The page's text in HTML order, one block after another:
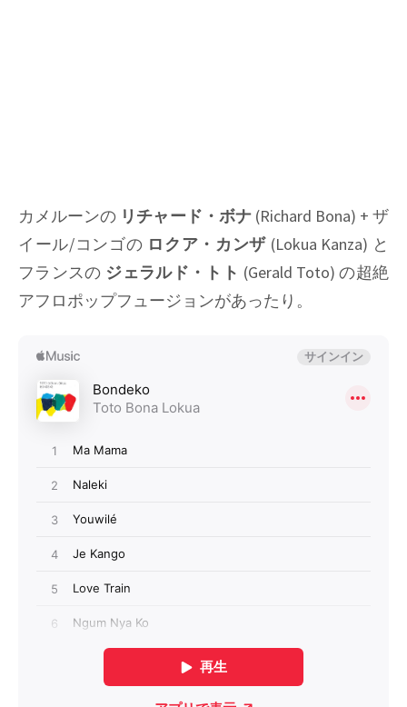
カメルーンの リチャード・ボナ(Richard Bona) + ザ
イール/コンゴの ロクア・カンザ(Lokua Kanza) と
フランスの ジェラルド・トト (Gerald Toto) の超絶
アフロポップフュージョンがあったり。